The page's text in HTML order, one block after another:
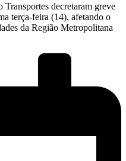
Transportes decretaram greve
terça-feira (14), afetando o
da Região Metropolitana